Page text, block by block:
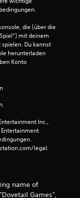
e
r
a
s
die (über die
mit deinem
Du kannst
herunterladen
Konto
Inc.,
legal.
name of
Games",